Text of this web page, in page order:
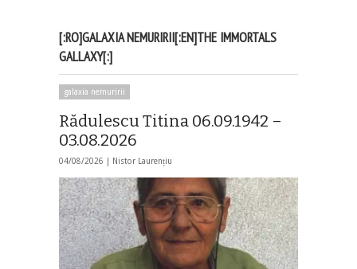
[:RO]GALAXIA NEMURIRII[:EN]THE IMMORTALS
GALLAXY[:]
galaxia nemuririi
Rădulescu Titina 06.09.1942 –
03.08.2026
04/08/2026 | Nistor Laurențiu